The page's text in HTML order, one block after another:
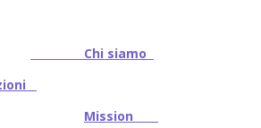
Chi siamo
Mission